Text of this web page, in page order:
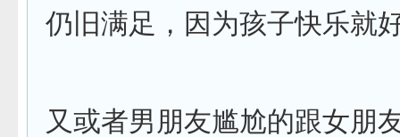
仍旧满足，因为孩子快乐就
又或者男朋友尴尬的跟女朋